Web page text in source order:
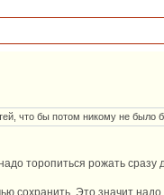
что бы потом никому не было
торопиться рожать сразу
сохранить. Это значит надо